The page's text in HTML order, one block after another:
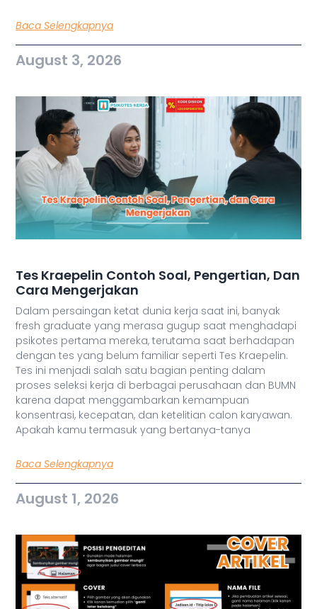
Baca Selengkapnya
August 3, 2026
Tes Kraepelin Contoh Soal, Pengertian, Dan
Cara Mengerjakan
Dalam persaingan ketat dunia kerja saat ini, banyak
fresh graduate yang merasa gugup saat menghadapi
psikotes pertama mereka, terutama saat berhadapan
dengan tes yang belum familiar seperti Tes Kraepelin.
Tes ini menjadi salah satu bagian penting dalam
proses seleksi kerja di berbagai perusahaan dan BUMN
karena dapat menggambarkan kemampuan
konsentrasi, kecepatan, dan ketelitian calon karyawan.
Apakah kamu termasuk yang bertanya-tanya
Baca Selengkapnya
August 1, 2026